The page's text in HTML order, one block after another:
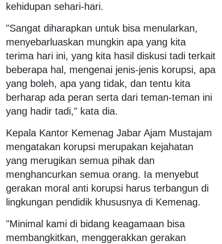
kehidupan sehari-hari.
"Sangat diharapkan untuk bisa menularkan,
menyebarluaskan mungkin apa yang kita
terima hari ini, yang kita hasil diskusi tadi terkait
beberapa hal, mengenai jenis-jenis korupsi, apa
yang boleh, apa yang tidak, dan tentu kita
berharap ada peran serta dari teman-teman ini
yang hadir tadi," kata dia.
Kepala Kantor Kemenag Jabar Ajam Mustajam
mengatakan korupsi merupakan kejahatan
yang merugikan semua pihak dan
menghancurkan semua orang. Ia menyebut
gerakan moral anti korupsi harus terbangun di
lingkungan pendidik khususnya di Kemenag.
"Minimal kami di bidang keagamaan bisa
membangkitkan, menggerakkan gerakan